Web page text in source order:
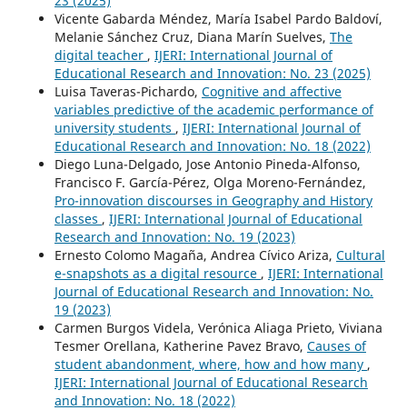
Vicente Gabarda Méndez, María Isabel Pardo Baldoví,
Melanie Sánchez Cruz, Diana Marín Suelves, The
digital teacher , IJERI: International Journal of
Educational Research and Innovation: No. 23 (2025)
Luisa Taveras-Pichardo, Cognitive and affective
variables predictive of the academic performance of
university students , IJERI: International Journal of
Educational Research and Innovation: No. 18 (2022)
Diego Luna-Delgado, Jose Antonio Pineda-Alfonso,
Francisco F. García-Pérez, Olga Moreno-Fernández,
Pro-innovation discourses in Geography and History
classes , IJERI: International Journal of Educational
Research and Innovation: No. 19 (2023)
Ernesto Colomo Magaña, Andrea Cívico Ariza, Cultural
e-snapshots as a digital resource , IJERI: International
Journal of Educational Research and Innovation: No.
19 (2023)
Carmen Burgos Videla, Verónica Aliaga Prieto, Viviana
Tesmer Orellana, Katherine Pavez Bravo, Causes of
student abandonment, where, how and how many ,
IJERI: International Journal of Educational Research
and Innovation: No. 18 (2022)